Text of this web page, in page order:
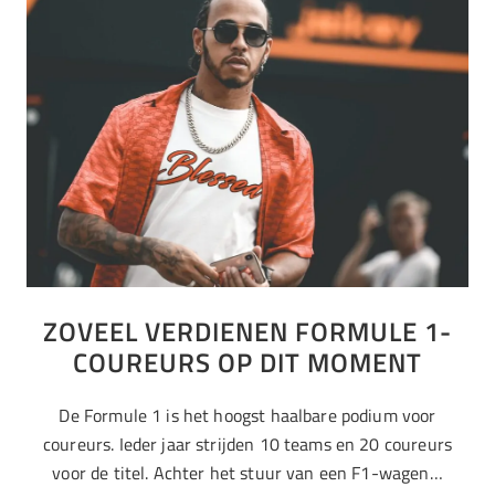
ZOVEEL VERDIENEN FORMULE 1-
COUREURS OP DIT MOMENT
De Formule 1 is het hoogst haalbare podium voor
coureurs. Ieder jaar strijden 10 teams en 20 coureurs
voor de titel. Achter het stuur van een F1-wagen…